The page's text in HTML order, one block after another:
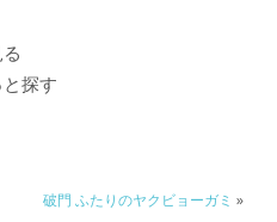
探す
破門 ふたりのヤクビョーガミ »